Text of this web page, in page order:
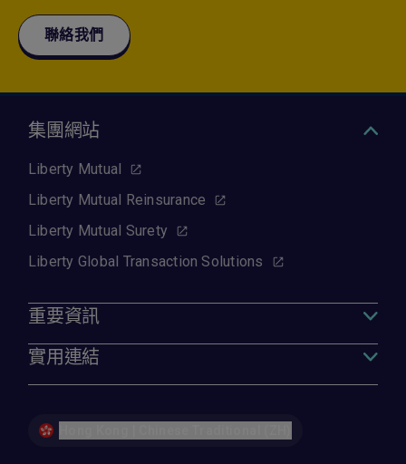
聯絡我們
集團網站
Liberty Mutual
Liberty Mutual Reinsurance
Liberty Mutual Surety
Liberty Global Transaction Solutions
重要資訊
實用連結